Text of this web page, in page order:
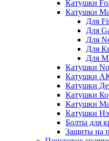
Катушки
Катушки
Для
Для
Для
Для
Для
Катушки
Катушки
Катушки
Катушки
Катушки
Катушки
Болты для
Защиты на